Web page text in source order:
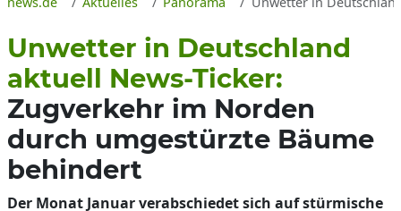
Unwetter in Deutschland
aktuell News-Ticker:
Zugverkehr im Norden
durch umgestürzte Bäume
behindert
Der Monat Januar verabschiedet sich auf stürmische